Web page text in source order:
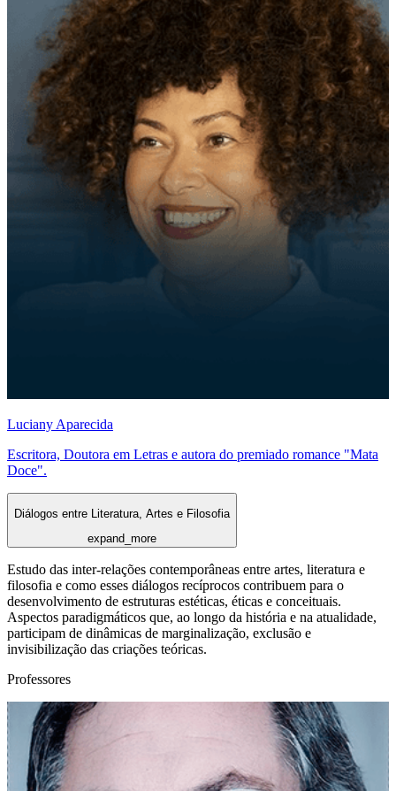
Luciany Aparecida
Escritora, Doutora em Letras e autora do premiado romance "Mata
Doce".
Diálogos entre Literatura, Artes e Filosofia
expand_more
Estudo das inter-relações contemporâneas entre artes, literatura e
filosofia e como esses diálogos recíprocos contribuem para o
desenvolvimento de estruturas estéticas, éticas e conceituais.
Aspectos paradigmáticos que, ao longo da história e na atualidade,
participam de dinâmicas de marginalização, exclusão e
invisibilização das criações teóricas.
Professores